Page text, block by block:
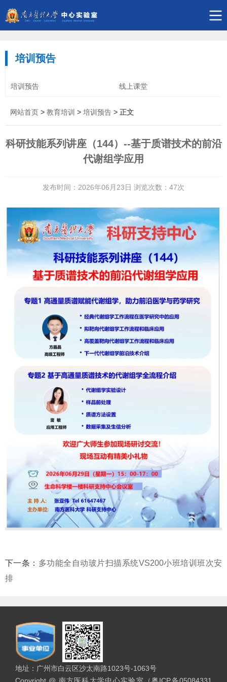
培训预告
培训预告 线上课堂
网站首页 > 教育培训 > 培训预告 > 正文
科研技能系列讲座（144）--基于质谱技术的前沿
代谢组学应用
发布时间：2026年06月23日 浏览次数： 47次
下一条： 多功能全自动玻片扫描系统VS200小班培训班次安
排
地址：广州市白云区沙太南路1023号-1063号
Copyright @ 南方医科大学中心实验室（粤ICP备05084331